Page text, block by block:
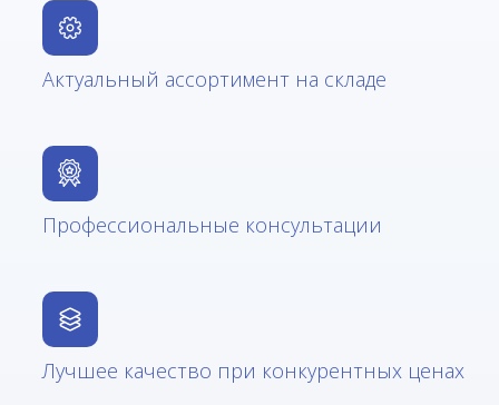
Актуальный ассортимент на складе
Профессиональные консультации
Лучшее качество при конкурентных ценах